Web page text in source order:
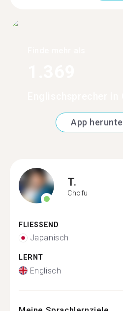
App
T.
Chofu
FLIESSEND
Japanisch
LERNT
Englisch